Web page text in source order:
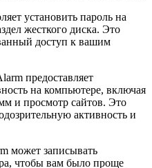
установить пароль на
жесткого диска. Это
доступ к вашим
предоставляет
на компьютере, включая
и просмотр сайтов. Это
активность и
может записывать
чтобы вам было проще